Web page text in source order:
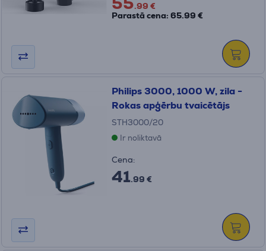
.99 €
Parastā cena: 65.99 €
Philips 3000, 1000 W, zila -
Rokas apģērbu tvaicētājs
STH3000/20
Ir noliktavā
Cena:
41.99 €